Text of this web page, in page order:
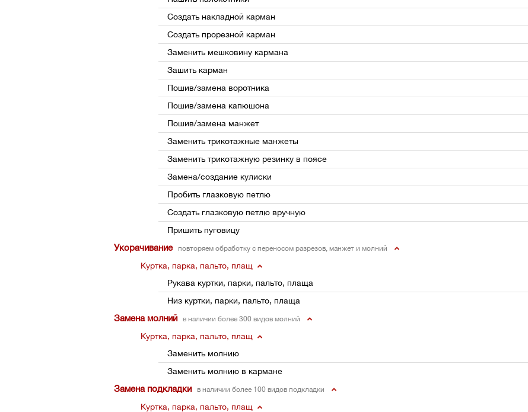
Создать накладной карман
Создать прорезной карман
Заменить мешковину кармана
Зашить карман
Пошив/замена воротника
Пошив/замена капюшона
Пошив/замена манжет
Заменить трикотажные манжеты
Заменить трикотажную резинку в поясе
Замена/создание кулиски
Пробить глазковую петлю
Создать глазковую петлю вручную
Пришить пуговицу
Укорачивание повторяем обработку с переносом разрезов, манжет и молний
Куртка, парка, пальто, плащ
Рукава куртки, парки, пальто, плаща
Низ куртки, парки, пальто, плаща
Замена молний в наличии более 300 видов молний
Куртка, парка, пальто, плащ
Заменить молнию
Заменить молнию в кармане
Замена подкладки в наличии более 100 видов подкладки
Куртка, парка, пальто, плащ